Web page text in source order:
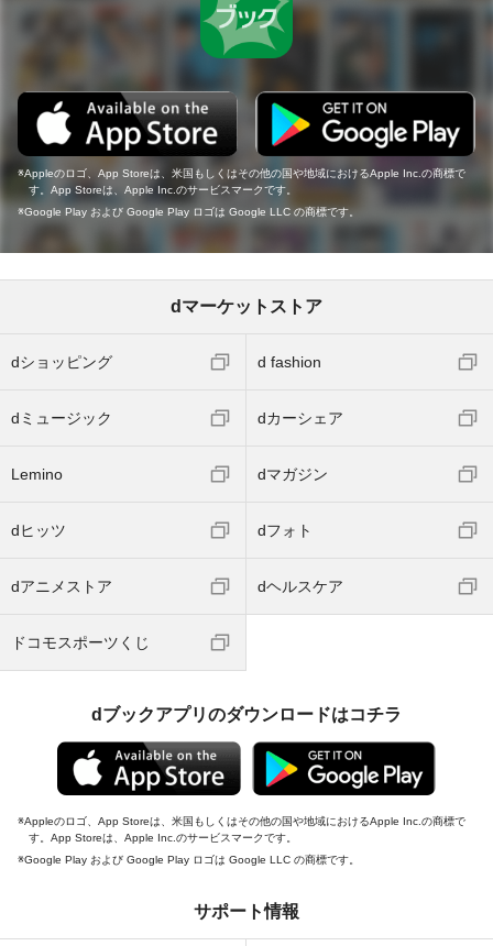
Appleのロゴ、App Storeは、米国もしくはその他の国や地域におけるApple Inc.の商標で
す。App Storeは、Apple Inc.のサービスマークです。
Google Play および Google Play ロゴは Google LLC の商標です。
dマーケットストア
dショッピング d fashion
dミュージック dカーシェア
Lemino dマガジン
dヒッツ dフォト
dアニメストア dヘルスケア
ドコモスポーツくじ
dブックアプリのダウンロードはコチラ
Appleのロゴ、App Storeは、米国もしくはその他の国や地域におけるApple Inc.の商標で
す。App Storeは、Apple Inc.のサービスマークです。
Google Play および Google Play ロゴは Google LLC の商標です。
サポート情報